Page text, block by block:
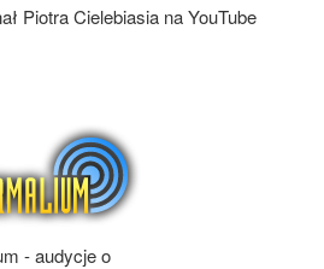
Piotra Cielebiasia na YouTube
- audycje o